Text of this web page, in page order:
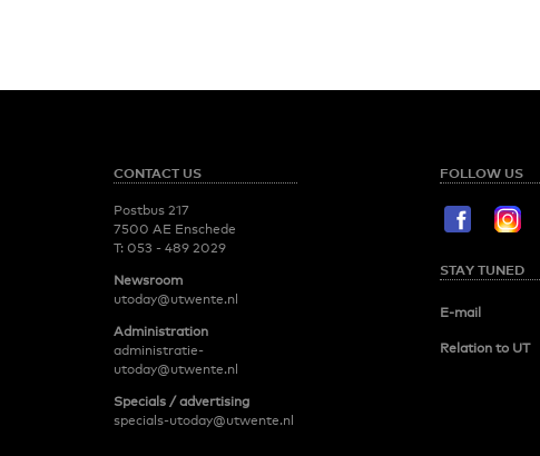
CONTACT US
Postbus 217
7500 AE Enschede
T: 053 - 489 2029
Newsroom
utoday@utwente.nl
Administration
administratie-
utoday@utwente.nl
Specials / advertising
specials-utoday@utwente.nl
FOLLOW US
STAY TUNED
E-mail
Relation to UT